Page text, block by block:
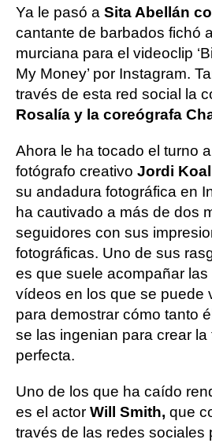
Ya le pasó a Sita Abellán
cantante de barbados fichó
murciana para el videoclip
My Money’ por Instagram.
través de esta red social la
Rosalía y la coreógrafa
Ahora le ha tocado el turno
fotógrafo creativo Jordi
su andadura fotográfica en
ha cautivado a más de dos
seguidores con sus
fotográficas. Uno de sus
es que suele acompañar
vídeos en los que se puede
para demostrar cómo tanto
se las ingenian para crear la
perfecta.
Uno de los que ha caído
es el actor Will Smith, que
través de las redes sociales